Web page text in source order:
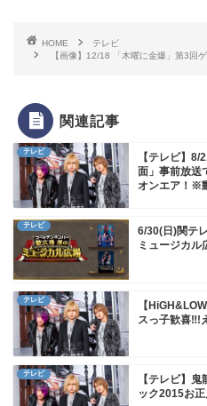
HOME
テレビ
【画像】12/18 「木曜に金爆」第3回
関連記事
テレビ
【テレビ】
面」事前放送
オンエア！※
テレビ
6/30(日)関テ
ミュージカル
テレビ
【
スっ子歓喜‼!
テレビ
【テレビ】
ック2015お正